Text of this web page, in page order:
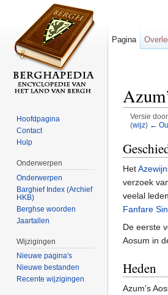
Versie door
(wijz) ←
Het
verzoek
veelal
Fanfare
De eerste
Aosum in
Heden
Azum's
Pagina
Hoofdpagina
Contact
Hulp
Onderwerpen
Onderwerpen
Barghief Index (Archief
HKB)
Berghse woorden
Jaartallen
Wijzigingen
Nieuwe pagina's
Nieuwe bestanden
Recente wijzigingen